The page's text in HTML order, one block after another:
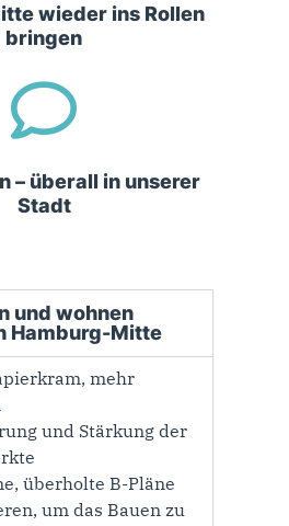
wieder ins Rollen
bringen
– überall in unserer
Stadt
und wohnen
Hamburg-Mitte
mehr
und Stärkung der
überholte B-Pläne
um das Bauen zu